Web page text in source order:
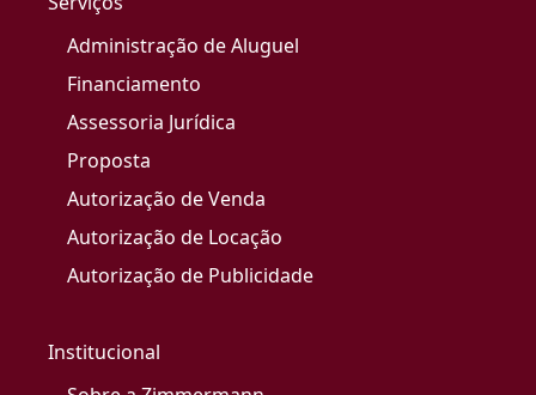
Administração de Aluguel
Financiamento
Assessoria Jurídica
Proposta
Autorização de Venda
Autorização de Locação
Autorização de Publicidade
Institucional